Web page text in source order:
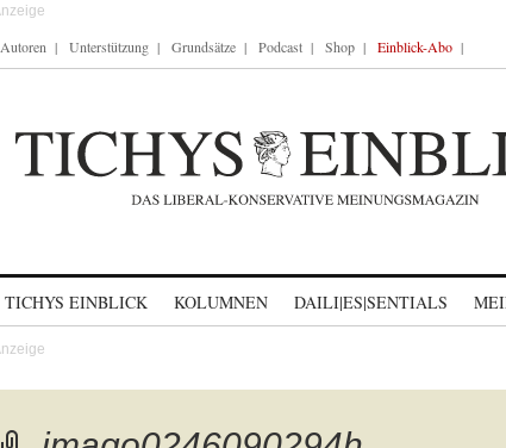
Autoren Unterstützung Grundsätze Podcast Shop Einblick-Abo
TICHYS EINBLICK KOLUMNEN DAILI|ES|SENTIALS